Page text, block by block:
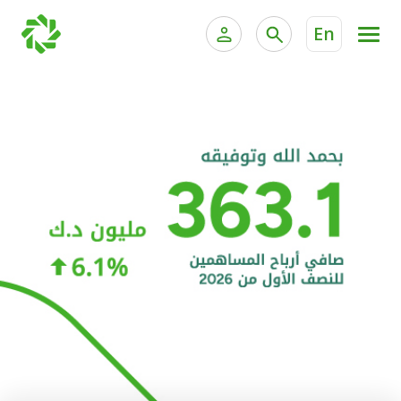
En
الخدمات المصرفية الإلكترونية للشركات
خدمة "بيتك" للتداول الإلكتروني
الحسابات المصرفية
البطاقات
"برامج العملاء"